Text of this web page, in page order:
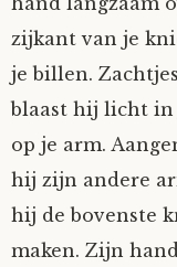
Stefan
Sunniva
Switch
zijkant van je
je billen.
blaast hij licht in
op je arm.
hij zijn andere
hij de bovenste
maken. Zijn